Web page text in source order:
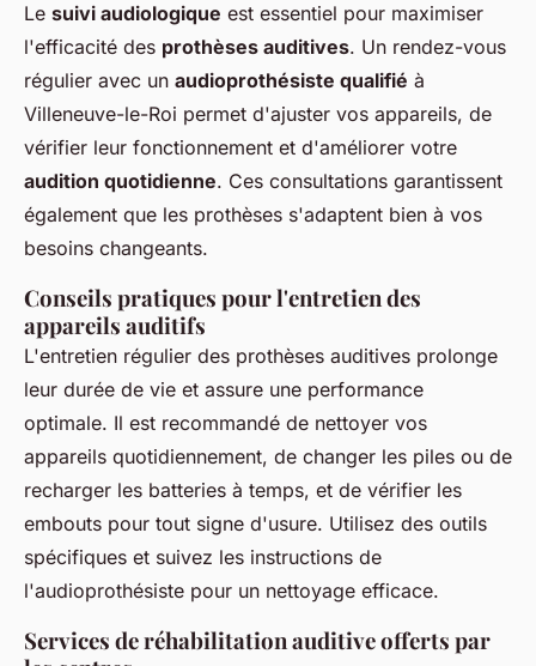
Le suivi audiologique est essentiel pour maximiser
l'efficacité des prothèses auditives. Un rendez-vous
régulier avec un audioprothésiste qualifié à
Villeneuve-le-Roi permet d'ajuster vos appareils, de
vérifier leur fonctionnement et d'améliorer votre
audition quotidienne. Ces consultations garantissent
également que les prothèses s'adaptent bien à vos
besoins changeants.
Conseils pratiques pour l'entretien des
appareils auditifs
L'entretien régulier des prothèses auditives prolonge
leur durée de vie et assure une performance
optimale. Il est recommandé de nettoyer vos
appareils quotidiennement, de changer les piles ou de
recharger les batteries à temps, et de vérifier les
embouts pour tout signe d'usure. Utilisez des outils
spécifiques et suivez les instructions de
l'audioprothésiste pour un nettoyage efficace.
Services de réhabilitation auditive offerts par